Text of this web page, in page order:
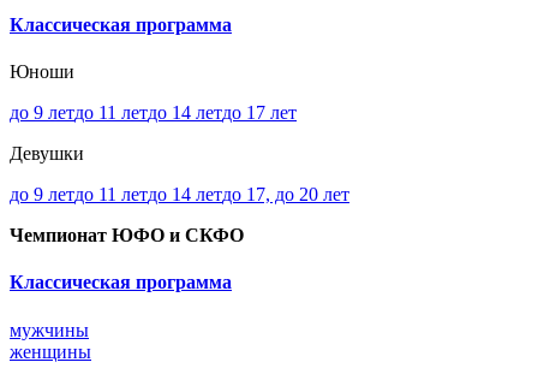
Классическая программа
Юноши
до 9 летдо 11 летдо 14 летдо 17 лет
Девушки
до 9 летдо 11 летдо 14 летдо 17, до 20 лет
Чемпионат ЮФО и СКФО
Классическая программа
мужчины
женщины